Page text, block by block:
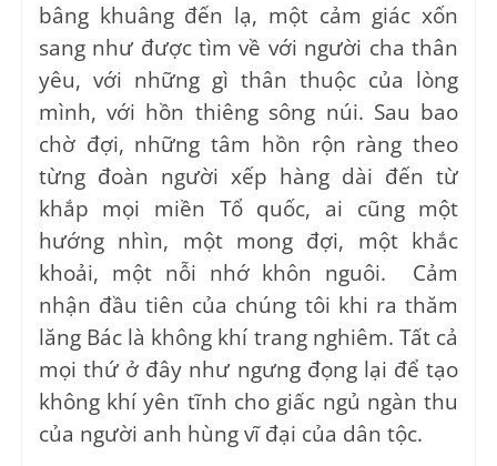
bâng khuâng đến lạ, một cảm giác xốn
sang như được tìm về với người cha thân
yêu, với những gì thân thuộc của lòng
mình, với hồn thiêng sông núi. Sau bao
chờ đợi, những tâm hồn rộn ràng theo
từng đoàn người xếp hàng dài đến từ
khắp mọi miền Tổ quốc, ai cũng một
hướng nhìn, một mong đợi, một khắc
khoải, một nỗi nhớ khôn nguôi. Cảm
nhận đầu tiên của chúng tôi khi ra thăm
lăng Bác là không khí trang nghiêm. Tất cả
mọi thứ ở đây như ngưng đọng lại để tạo
không khí yên tĩnh cho giấc ngủ ngàn thu
của người anh hùng vĩ đại của dân tộc.